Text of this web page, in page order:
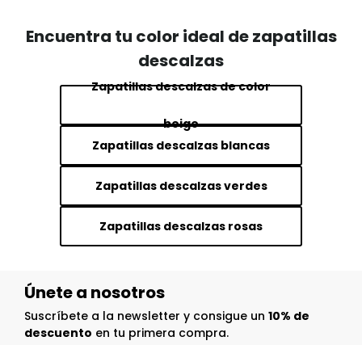
Encuentra tu color ideal de zapatillas
descalzas
Zapatillas descalzas de color
beige
Zapatillas descalzas blancas
Zapatillas descalzas verdes
Zapatillas descalzas rosas
Únete a nosotros
Suscríbete a la newsletter y consigue un 10% de
descuento en tu primera compra.